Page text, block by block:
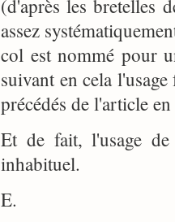
(d'après les bretelles
assez
col est nommé pour
suivant en cela
précédés de l'article
Et de fait, l'usage
inhabituel.
E.